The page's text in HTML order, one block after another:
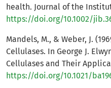
health. Journal of the
https://doi.org/10.1002/
Mandels, M., & Weber, J.
Cellulases. In George J.
Cellulases and Their
https://doi.org/10.1021/